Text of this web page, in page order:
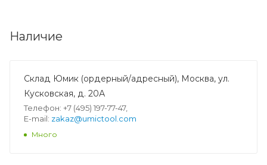
Наличие
Склад Юмик (ордерный/адресный), Москва, ул.
Кусковская, д. 20А
Телефон: +7 (495) 197-77-47,
E-mail: zakaz@umictool.com
Много